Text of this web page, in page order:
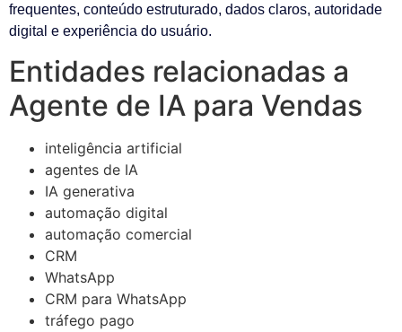
frequentes, conteúdo estruturado, dados claros, autoridade
digital e experiência do usuário.
Entidades relacionadas a
Agente de IA para Vendas
inteligência artificial
agentes de IA
IA generativa
automação digital
automação comercial
CRM
WhatsApp
CRM para WhatsApp
tráfego pago